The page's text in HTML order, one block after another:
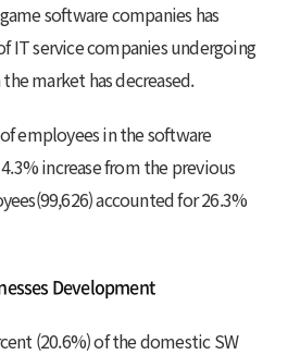
software companies has
IT service companies undergoing
market has decreased.
employees in the software
increase from the previous
accounted for 26.3%
Development
(20.6%) of the domestic SW